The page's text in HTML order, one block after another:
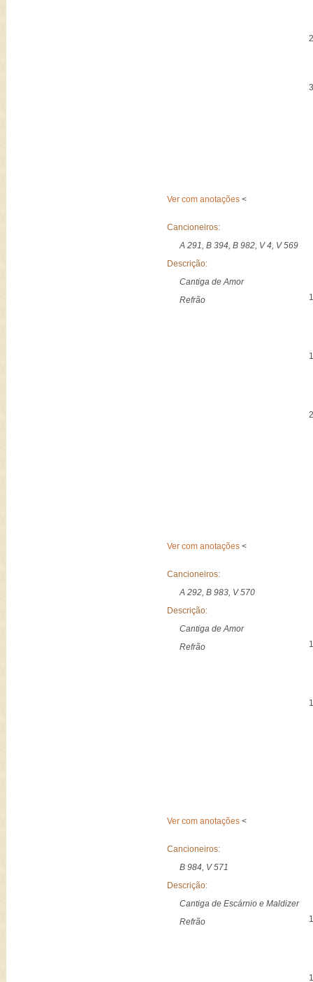
Ver com anotações <
Cancioneiros:
A 291, B 394, B 982, V 4, V 569
Descrição:
Cantiga de Amor
Refrão
Ver com anotações <
Cancioneiros:
A 292, B 983, V 570
Descrição:
Cantiga de Amor
Refrão
Ver com anotações <
Cancioneiros:
B 984, V 571
Descrição:
Cantiga de Escárnio e Maldizer
Refrão